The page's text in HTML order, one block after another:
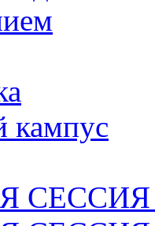
кампус
СЕССИЯ